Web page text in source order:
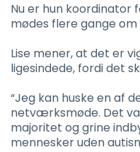
Nu er hun
mødes flere gange
Lise mener, at det er
ligesindede, fordi det
“Jeg kan huske en af
netværksmøde. Det
majoritet og grine
mennesker uden